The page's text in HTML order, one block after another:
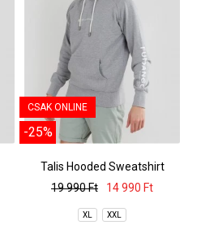
CSAK ONLINE
-25%
Talis Hooded Sweatshirt
19 990 Ft
14 990 Ft
XL XXL